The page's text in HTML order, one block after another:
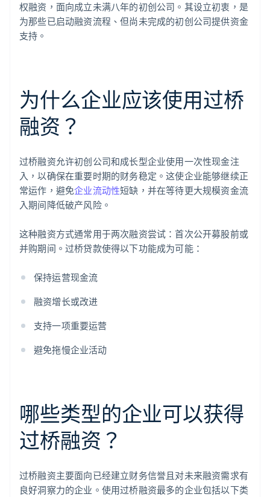
权融资，面向成立未满八年的初创公司。其设立初衷，是
为那些已启动融资流程、但尚未完成的初创公司提供资金
支持。
为什么企业应该使用过桥
融资？
过桥融资允许初创公司和成长型企业使用一次性现金注
入，以确保在重要时期的财务稳定。这使企业能够继续正
常运作，避免企业流动性短缺，并在等待更大规模资金流
入期间降低破产风险。
这种融资方式通常用于两次融资尝试：首次公开募股前或
并购期间。过桥贷款使得以下功能成为可能：
保持运营现金流
融资增长或改进
支持一项重要运营
避免拖慢企业活动
哪些类型的企业可以获得
过桥融资？
过桥融资主要面向已经建立财务信誉且对未来融资需求有
良好洞察力的企业。使用过桥融资最多的企业包括以下类